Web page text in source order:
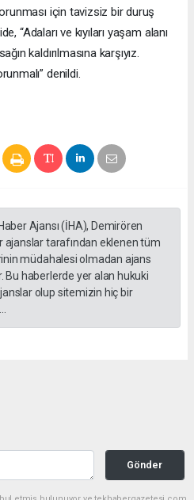
için tavizsiz bir duruş
“Adaları ve kıyıları yaşam alanı
kaldırılmasına karşıyız.
denildi.
Ajansı (İHA), Demirören
ajanslar tarafından eklenen tüm
müdahalesi olmadan ajans
Bu haberlerde yer alan hukuki
olup sitemizin hiç bir
Gönder